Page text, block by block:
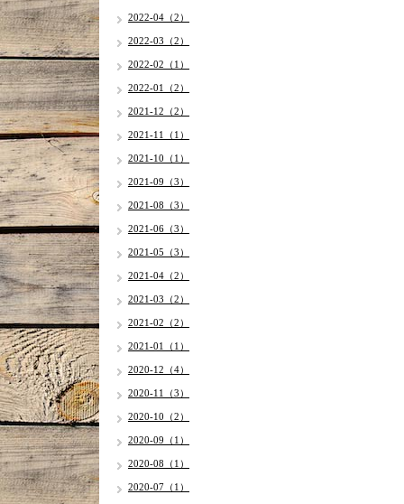
2022-04（2）
2022-03（2）
2022-02（1）
2022-01（2）
2021-12（2）
2021-11（1）
2021-10（1）
2021-09（3）
2021-08（3）
2021-06（3）
2021-05（3）
2021-04（2）
2021-03（2）
2021-02（2）
2021-01（1）
2020-12（4）
2020-11（3）
2020-10（2）
2020-09（1）
2020-08（1）
2020-07（1）